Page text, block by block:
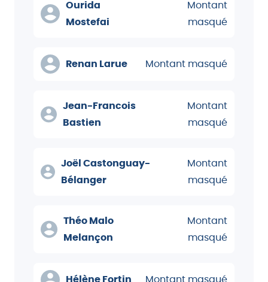
Ourida
Mostefai
Montant
masqué
Renan Larue Montant masqué
Jean-Francois
Bastien
Montant
masqué
Joël Castonguay-
Bélanger
Montant
masqué
Théo Malo
Melançon
Montant
masqué
Hélène Fortin Montant masqué